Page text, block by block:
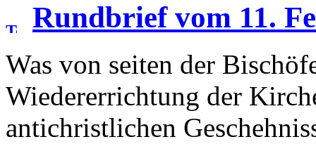
Rundbrief vom 11.
Was von seiten der
Wiedererrichtung der
antichristlichen